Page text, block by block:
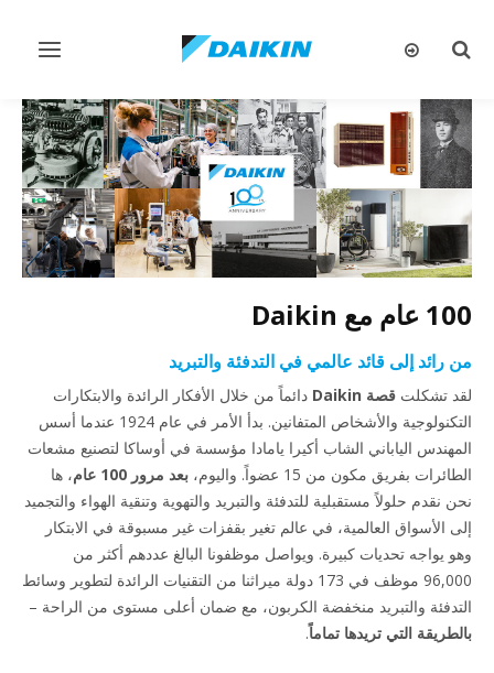
تبديل
تبديل
100 عام مع Daikin
من رائد إلى قائد عالمي في التدفئة والتبريد
لقد تشكلت قصة Daikin
دائماً من خلال الأفكار الرائدة والابتكارات
التكنولوجية والأشخاص المتفانين. بدأ الأمر في عام 1924 عندما أسس
المهندس الياباني الشاب أكيرا يامادا مؤسسة في أوساكا لتصنيع مشعات
الطائرات بفريق مكون من 15 عضواً. واليوم،
بعد مرور 100 عام
، ها
نحن نقدم حلولاً مستقبلية للتدفئة والتبريد والتهوية وتنقية الهواء والتجميد
إلى الأسواق العالمية، في عالم تغير بقفزات غير مسبوقة في الابتكار
وهو يواجه تحديات كبيرة. ويواصل موظفونا البالغ عددهم أكثر من
96,000 موظف في 173 دولة ميراثنا من التقنيات الرائدة لتطوير وسائط
التدفئة والتبريد منخفضة الكربون، مع ضمان أعلى مستوى من الراحة –
بالطريقة التي تريدها تماماً.